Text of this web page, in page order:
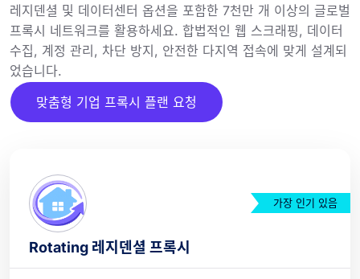
레지덴셜 및 데이터센터 옵션을 포함한 7천만 개 이상의 글로벌
프록시 네트워크를 활용하세요. 합법적인 웹 스크래핑, 데이터
수집, 계정 관리, 차단 방지, 안전한 다지역 접속에 맞게 설계되
었습니다.
맞춤형 기업 프록시 플랜 요청
가장 인기 있음
Rotating 레지덴셜 프록시